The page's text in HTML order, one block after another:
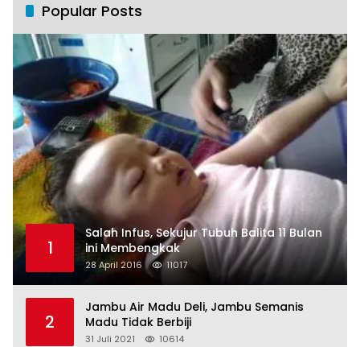
Popular Posts
1
Salah Infus, Sekujur Tubuh Balita 11 Bulan
ini Membengkak
28 April 2016 11017
2
Jambu Air Madu Deli, Jambu Semanis
Madu Tidak Berbiji
31 Juli 2021 10614